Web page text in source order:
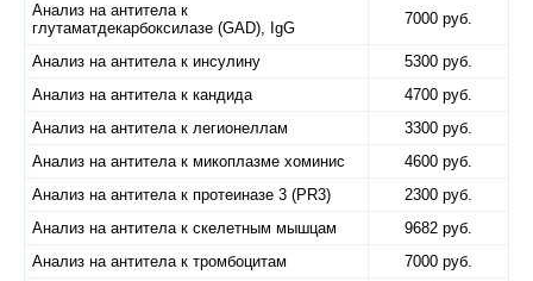
Анализ на антитела к
глутаматдекарбоксилазе (GAD), IgG
7000 руб.
Анализ на антитела к инсулину
5300 руб.
Анализ на антитела к кандида
4700 руб.
Анализ на антитела к легионеллам
3300 руб.
Анализ на антитела к микоплазме хоминис
4600 руб.
Анализ на антитела к протеиназе 3 (PR3)
2300 руб.
Анализ на антитела к скелетным мышцам
9682 руб.
Анализ на антитела к тромбоцитам
7000 руб.